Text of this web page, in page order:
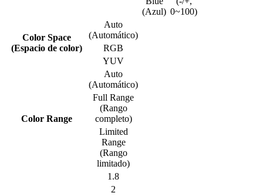
(Azul) 0~100)
Color Space
(Espacio de color)
Auto
(Automático)
RGB
YUV
Color Range
Auto
(Automático)
Full Range
(Rango
completo)
Limited
Range
(Rango
limitado)
1.8
2